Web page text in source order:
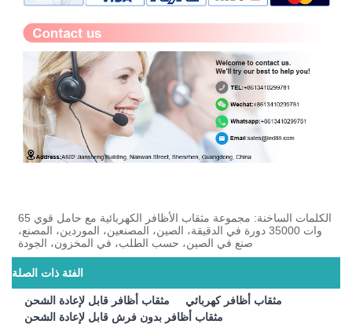
الكلمات الساخنة: مجموعة مثقاب الأظافر الكهربائية مع حامل قوي 65
وات 35000 دورة في الدقيقة، الصين، المصنعين، الموردين، المصنع،
صنع في الصين، حسب الطلب، في المخزون، الجودة
الفئة ذات الصلة
مثقاب أظافر قابل لإعادة الشحن
مثقاب أظافر كهربائي
مثقاب أظافر بدون فرش قابل لإعادة الشحن